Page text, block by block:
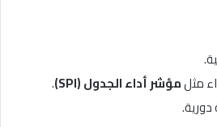
مثلمؤشر أداء الجدول (SPI)
.